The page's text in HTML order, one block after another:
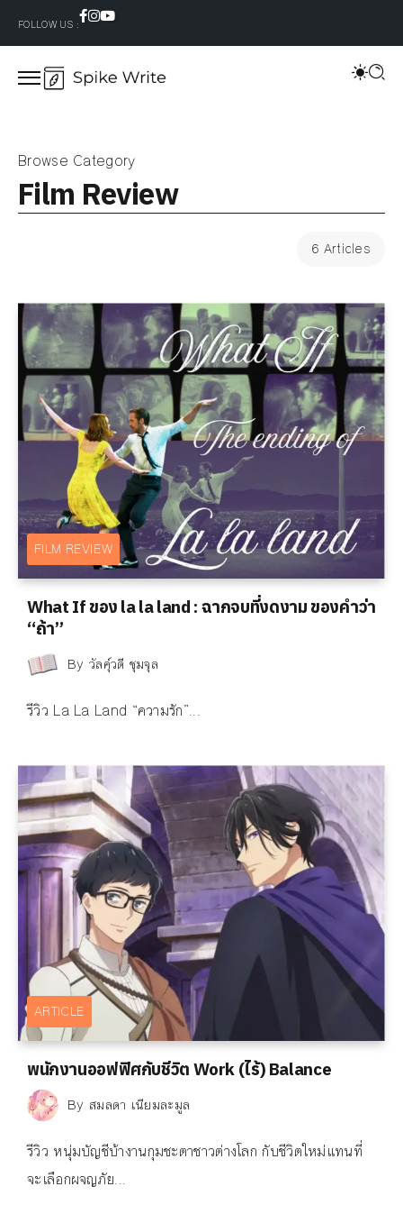
FOLLOW US :
Browse Category
Film Review
6 Articles
FILM REVIEW
What If ของ la la land : ฉากจบที่งดงาม ของคำว่า
“ถ้า”
By วัลคุ์วดี ชุมจุล
รีวิว La La Land “ความรัก”...
ARTICLE
พนักงานออฟฟิศกับชีวิต Work (ไร้) Balance
By สมลดา เนียมละมูล
รีวิว หนุ่มบัญชีบ้างานกุมชะตาชาวต่างโลก กับชีวิตใหม่แทนที่
จะเลือกผจญภัย...